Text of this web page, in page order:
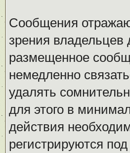
Сообщения
зрения
размещенное
немедленно
удалять
для этого в
действия
регистрируются